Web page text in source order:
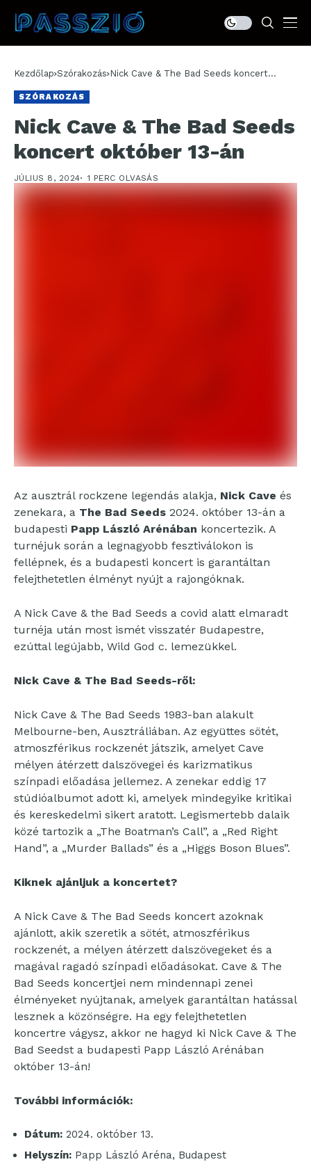
Kezdőlap Szórakozás Nick Cave & The Bad Seeds koncert
SZÓRAKOZÁS
Nick Cave & The Bad Seeds
koncert október 13-án
JÚLIUS 8, 2024 1 PERC OLVASÁS
Az ausztrál rockzene legendás alakja, Nick Cave és
zenekara, a The Bad Seeds 2024. október 13-án a
budapesti Papp László Arénában koncertezik. A
turnéjuk során a legnagyobb fesztiválokon is
fellépnek, és a budapesti koncert is garantáltan
felejthetetlen élményt nyújt a rajongóknak.
A Nick Cave & the Bad Seeds a covid alatt elmaradt
turnéja után most ismét visszatér Budapestre,
ezúttal legújabb, Wild God c. lemezükkel.
Nick Cave & The Bad Seeds-ről:
Nick Cave & The Bad Seeds 1983-ban alakult
Melbourne-ben, Ausztráliában. Az együttes sötét,
atmoszférikus rockzenét játszik, amelyet Cave
mélyen átérzett dalszövegei és karizmatikus
színpadi előadása jellemez. A zenekar eddig 17
stúdióalbumot adott ki, amelyek mindegyike kritikai
és kereskedelmi sikert aratott. Legismertebb dalaik
közé tartozik a „The Boatman’s Call”, a „Red Right
Hand”, a „Murder Ballads” és a „Higgs Boson Blues”.
Kiknek ajánljuk a koncertet?
A Nick Cave & The Bad Seeds koncert azoknak
ajánlott, akik szeretik a sötét, atmoszférikus
rockzenét, a mélyen átérzett dalszövegeket és a
magával ragadó színpadi előadásokat. Cave & The
Bad Seeds koncertjei nem mindennapi zenei
élményeket nyújtanak, amelyek garantáltan hatással
lesznek a közönségre. Ha egy felejthetetlen
koncertre vágysz, akkor ne hagyd ki Nick Cave & The
Bad Seedst a budapesti Papp László Arénában
október 13-án!
További információk:
Dátum: 2024. október 13.
Helyszín: Papp László Aréna, Budapest